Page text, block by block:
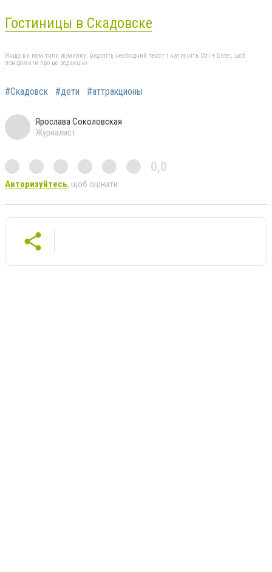
Гостиницы в Скадовске
Якщо ви помітили помилку, виділіть необхідний текст і натисніть Ctrl + Enter, щоб
повідомити про це редакцію
#Скадовск #дети #аттракционы
Ярослава Соколовская
Журналист
0,0
Авторизуйтесь, щоб оцінити